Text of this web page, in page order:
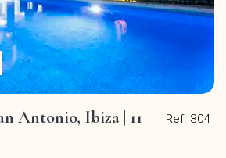
Ref. 304
Antonio, Ibiza | 11